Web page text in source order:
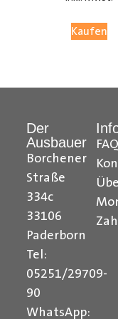
Kaufen
Der
Ausbauer
Borchener
Straße
334c
33106
Paderborn
Tel:
05251/29709-
90
WhatsApp:
FAQ